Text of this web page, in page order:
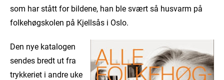
som har stått for bildene, han ble svært så husvarm på
folkehøgskolen på Kjellsås i Oslo.
Den nye katalogen
sendes bredt ut fra
trykkeriet i andre uke